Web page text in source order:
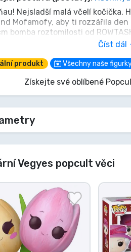
Nejsladší malá včelí kočička,
Mofamofy, aby ti rozzářila
bomba roztomilosti od
klenot na tvé poličce,Číst dál
produkt Všechny naše
Získejte své oblíbené
Vegyes popcult věci